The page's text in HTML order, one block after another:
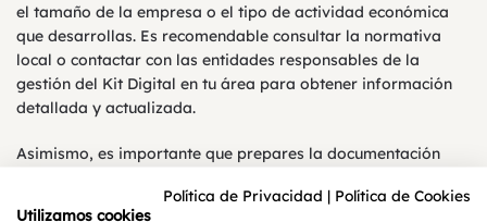
el tamaño de la empresa o el tipo de actividad económica
que desarrollas. Es recomendable consultar la normativa
local o contactar con las entidades responsables de la
gestión del Kit Digital en tu área para obtener información
detallada y actualizada.
Asimismo, es importante que prepares la documentación
financieros, declaraciones fiscales y cualquier otro
Política de Privacidad | Política de Cookies
Utilizamos cookies